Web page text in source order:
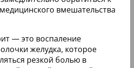
вмешательства
— это воспаление
желудка, которое
резкой болью в